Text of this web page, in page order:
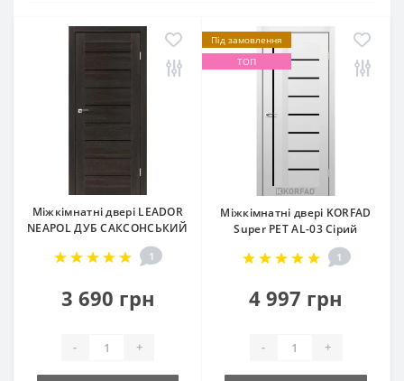
Міжкімнатні двері LEADOR
NEAPOL ДУБ САКСОНСЬКИЙ
1
3 690 грн
- +
Під замовлення
ТОП
Міжкімнатні двері KORFAD
Super PET AL-03 Сірий
1
4 997 грн
- +